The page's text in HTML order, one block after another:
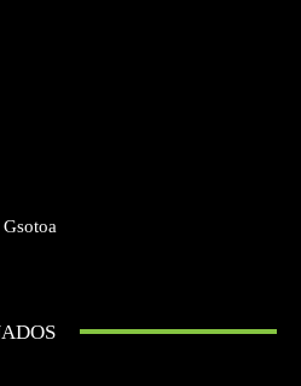
Gsotoa